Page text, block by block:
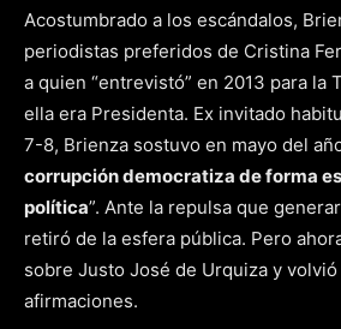
Acostumbrado a los escándalos,
periodistas preferidos de Cristina
a quien “entrevistó” en 2013 para la
ella era Presidenta. Ex invitado
7-8, Brienza sostuvo en mayo del
corrupción democratiza de forma
política”. Ante la repulsa que
retiró de la esfera pública. Pero
sobre Justo José de Urquiza y
afirmaciones.